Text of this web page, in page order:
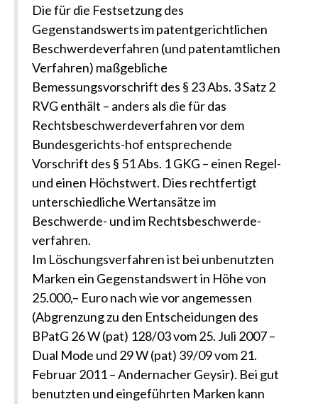
Die für die Festsetzung des
Gegenstandswerts im patentgerichtlichen
Beschwerdeverfahren (und patentamtlichen
Verfahren) maßgebliche
Bemessungsvorschrift des § 23 Abs. 3 Satz 2
RVG enthält – anders als die für das
Rechtsbeschwerdeverfahren vor dem
Bundesgerichts-hof entsprechende
Vorschrift des § 51 Abs. 1 GKG – einen Regel-
und einen Höchstwert. Dies rechtfertigt
unterschiedliche Wertansätze im
Beschwerde- und im Rechtsbeschwerde-
verfahren.
Im Löschungsverfahren ist bei unbenutzten
Marken ein Gegenstandswert in Höhe von
25.000,– Euro nach wie vor angemessen
(Abgrenzung zu den Entscheidungen des
BPatG 26 W (pat) 128/03 vom 25. Juli 2007 –
Dual Mode und 29 W (pat) 39/09 vom 21.
Februar 2011 – Andernacher Geysir). Bei gut
benutzten und eingeführten Marken kann